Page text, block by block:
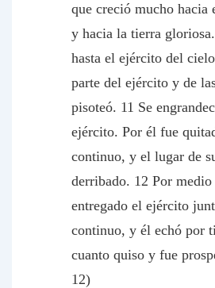
que creció mucho hacia
y hacia la tierra
hasta el ejército del
parte del ejército y de
pisoteó. 11 Se
ejército. Por él fue
continuo, y el lugar de
derribado. 12 Por
entregado el ejército
continuo, y él echó por
cuanto quiso y fue
12)